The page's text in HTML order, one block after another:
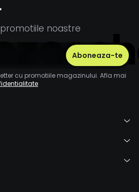
noastre
cu promotiile magazinului. Afla mai